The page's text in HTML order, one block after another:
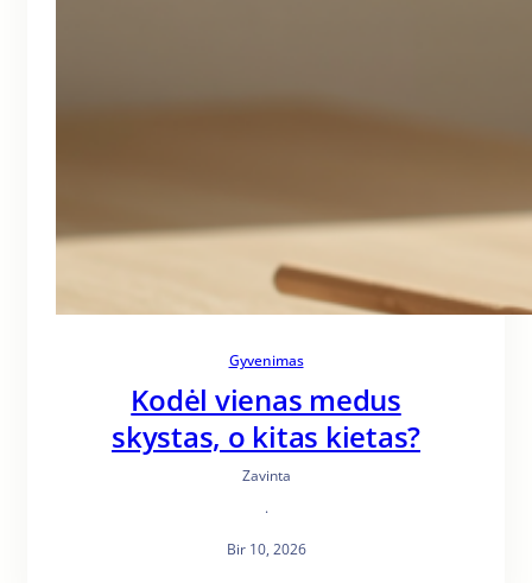
Gyvenimas
Kodėl vienas medus
skystas, o kitas kietas?
Zavinta
·
Bir 10, 2026